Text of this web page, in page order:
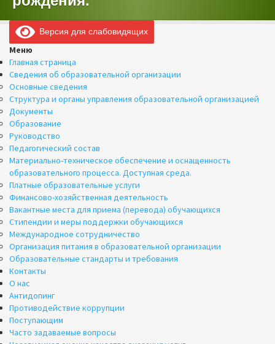
Версия для слабовидящих
Меню
Главная страница
Сведения об образовательной организации
Основные сведения
Структура и органы управления образовательной организацией
Документы
Образование
Руководство
Педагогический состав
Материально-техническое обеспечение и оснащенность
образовательного процесса. Доступная среда.
Платные образовательные услуги
Финансово-хозяйственная деятельность
Вакантные места для приема (перевода) обучающихся
Стипендии и меры поддержки обучающихся
Международное сотрудничество
Организация питания в образовательной организации
Образовательные стандарты и требования
Контакты
О нас
Антидопинг
Противодействие коррупции
Поступающим
Часто задаваемые вопросы